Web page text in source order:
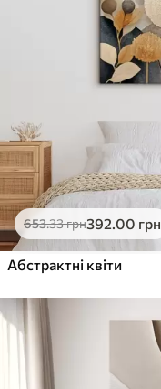
653.33грн392.00 грн
Абстрактні квіти